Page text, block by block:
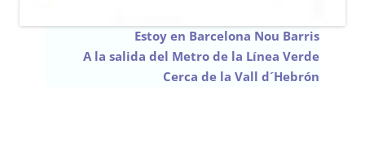
Estoy en Barcelona Nou Barris
A la salida del Metro de la Línea Verde
Cerca de la Vall d´Hebrón